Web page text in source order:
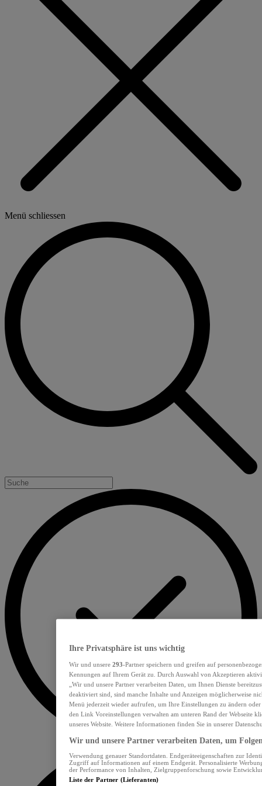
Menü schliessen
Ihre Privatsphäre ist uns wichtig
Wir und unsere 293-Partner speichern und greifen auf
Kennungen auf Ihrem Gerät zu. Durch Auswahl von Akzeptieren
„Wir und unsere Partner verarbeiten Daten, um Ihnen Dienste
deaktiviert sind, sind manche Inhalte und Anzeigen möglicherweise
Menü jederzeit wieder aufrufen, um Ihre Einstellungen zu ändern
den Link Voreinstellungen verwalten am unteren Rand der Webseite
unseres Website. Weitere Informationen finden Sie in unserer
Wir und unsere Partner verarbeiten Daten, um
Verwendung genauer Standortdaten. Endgeräteeigenschaften zur
Zugriff auf Informationen auf einem Endgerät. Personalisierte
der Performance von Inhalten, Zielgruppenforschung sowie
Liste der Partner (Lieferanten)